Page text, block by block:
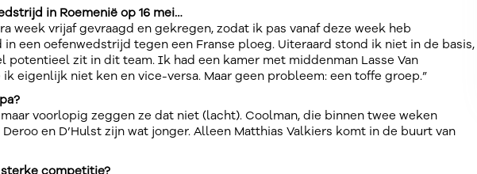
in Roemenië op 16 mei…
week vrijaf gevraagd en gekregen, zodat ik pas vanaf deze week heb
een oefenwedstrijd tegen een Franse ploeg. Uiteraard stond ik niet in de basis,
potentieel zit in dit team. Ik had een kamer met middenman Lasse Van
eigenlijk niet ken en vice-versa. Maar geen probleem: een toffe groep.”
voorlopig zeggen ze dat niet (lacht). Coolman, die binnen twee weken
en D’Hulst zijn wat jonger. Alleen Matthias Valkiers komt in de buurt van
competitie?